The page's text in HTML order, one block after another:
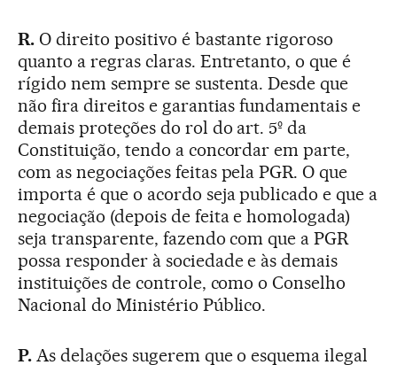
R.O direito positivo é bastante rigoroso
quanto a regras claras. Entretanto, o que é
rígido nem sempre se sustenta. Desde que
não fira direitos e garantias fundamentais e
demais proteções do rol do art. 5º da
Constituição, tendo a concordar em parte,
com as negociações feitas pela PGR. O que
importa é que o acordo seja publicado e que a
negociação (depois de feita e homologada)
seja transparente, fazendo com que a PGR
possa responder à sociedade e às demais
instituições de controle, como o Conselho
Nacional do Ministério Público.
P. As delações sugerem que o esquema ilegal